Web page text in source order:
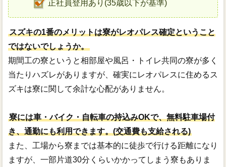
正社員登用あり(35歳以下が基準)
スズキの1番のメリットは寮がレオパレス確定ということ
ではないでしょうか。
期間工の寮というと相部屋や風呂・トイレ共同の寮が多く
当たりハズレがありますが、確実にレオパレスに住めるス
ズキは寮に関して余計な心配がありません。
寮には車・バイク・自転車の持込みOKで、無料駐車場付
き、通勤にも利用できます。(交通費も支給される)
また、工場から寮までは基本的に徒歩で行ける距離になり
ますが、一部片道30分くらいかかってしまう寮もありま